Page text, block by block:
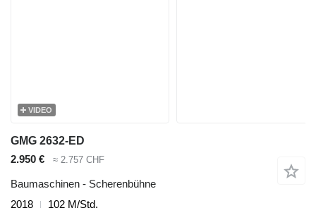
VIDEO
GMG 2632-ED
2.950 €
≈ 2.757 CHF
Baumaschinen - Scherenbühne
2018
102 M/Std.